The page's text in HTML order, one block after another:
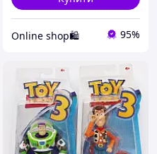
Online shop🛍 95%